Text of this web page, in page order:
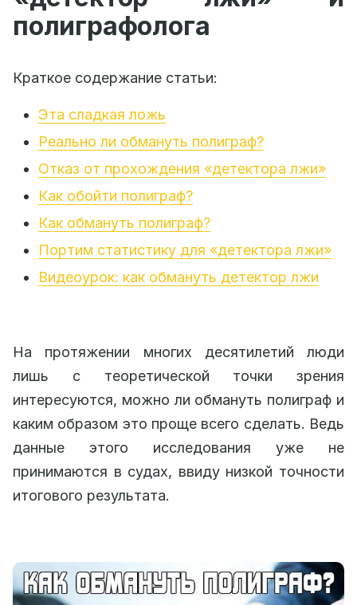
полиграфолога
Краткое содержание статьи:
Эта сладкая ложь
Реально ли обмануть полиграф?
Отказ от прохождения «детектора лжи»
Как обойти полиграф?
Как обмануть полиграф?
Портим статистику для «детектора лжи»
Видеоурок: как обмануть детектор лжи
На протяжении многих десятилетий люди
лишь с теоретической точки зрения
интересуются, можно ли обмануть полиграф и
каким образом это проще всего сделать. Ведь
данные этого исследования уже не
принимаются в судах, ввиду низкой точности
итогового результата.